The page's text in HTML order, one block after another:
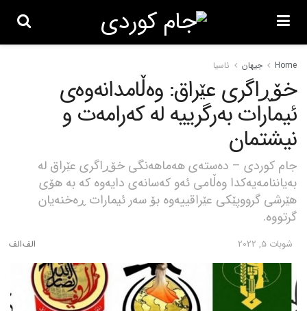
Home جیهان ئاسیا
خۆڕاگری عێراق: وەڵامدانەوەی
ئیمارات بەرگرییە لە کەرامەت و
نیشتمان
جام کوردی – دەستەی هەماهەنگی خۆڕاگری عێراق لە
بەیاننامەیەکدا وەڵامی ئەو کەسانەی دایەوە کە بە هۆی
هێرشی گرووپێکی عێراقییەوە بۆ سەر ئیمارات ڕەخنەیان
گرتووە.
شوبات 5, 2022